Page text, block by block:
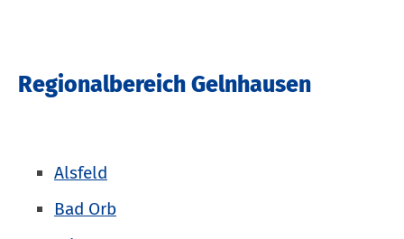
Regionalbereich Gelnhausen
Alsfeld
Bad Orb